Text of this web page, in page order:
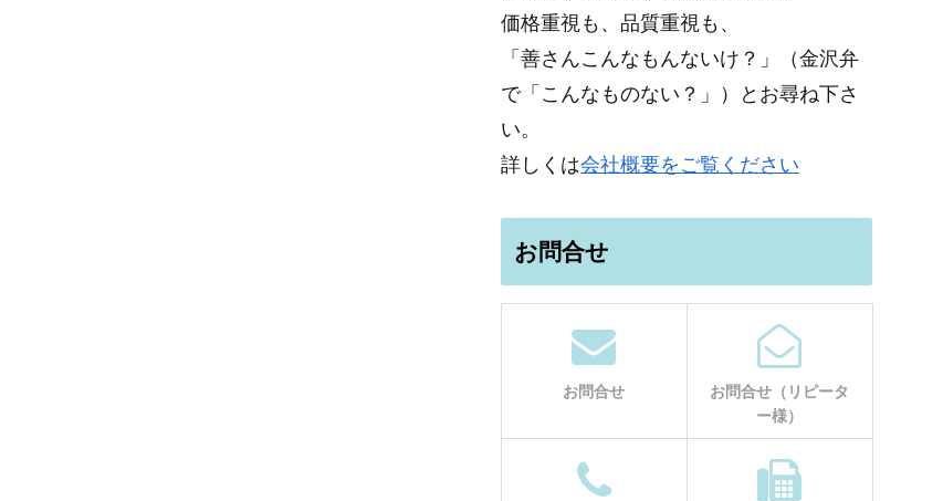
価格重視も、品質重視も、
「善さんこんなもんないけ？」（金沢弁
で「こんなものない？」）とお尋ね下さ
い。
詳しくは会社概要をご覧ください
お問合せ
お問合せ
お問合せ（リピータ
ー様）